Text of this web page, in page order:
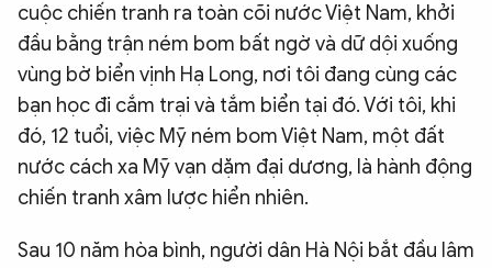
cuộc chiến tranh ra toàn cõi nước Việt Nam, khởi
đầu bằng trận ném bom bất ngờ và dữ dội xuống
vùng bờ biển vịnh Hạ Long, nơi tôi đang cùng các
bạn học đi cắm trại và tắm biển tại đó. Với tôi, khi
đó, 12 tuổi, việc Mỹ ném bom Việt Nam, một đất
nước cách xa Mỹ vạn dặm đại dương, là hành động
chiến tranh xâm lược hiển nhiên.
Sau 10 năm hòa bình, người dân Hà Nội bắt đầu lâm